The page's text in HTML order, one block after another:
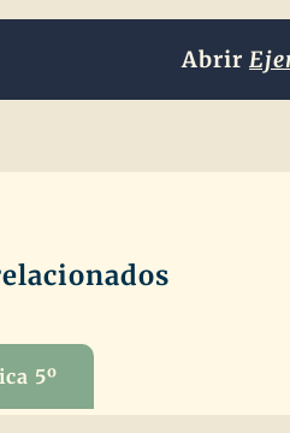
Abrir
5º